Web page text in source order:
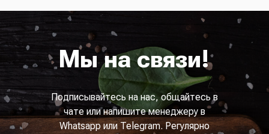
Мы на связи!
Подписывайтесь на нас, общайтесь в
чате или напишите менеджеру в
Whatsapp или Telegram. Регулярно